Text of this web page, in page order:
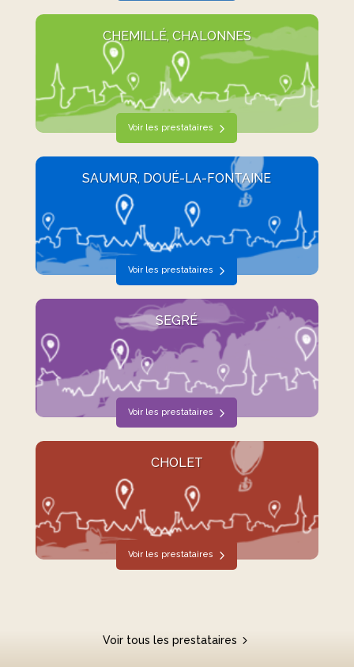
CHEMILLÉ, CHALONNES
Voir les prestataires
SAUMUR, DOUÉ-LA-FONTAINE
Voir les prestataires
SEGRÉ
Voir les prestataires
CHOLET
Voir les prestataires
Voir tous les prestataires